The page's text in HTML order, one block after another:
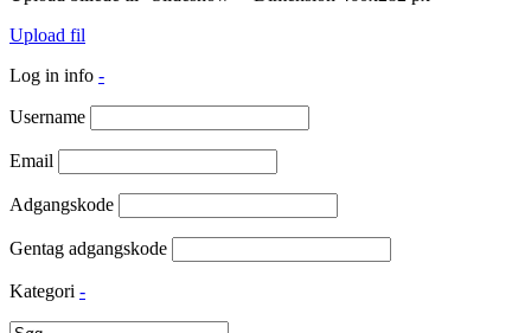
Upload fil
Log in info -
Username
Email
Adgangskode
Gentag adgangskode
Kategori -